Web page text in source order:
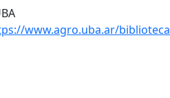
www.agro.uba.ar/biblioteca